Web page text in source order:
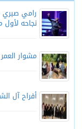
رامي صبري
نجاحه
مشوار
أفراح آل